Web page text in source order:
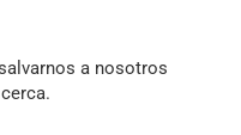
a nosotros